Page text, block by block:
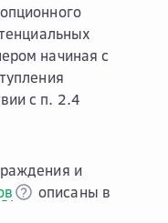
начиная с
с п. 2.4
и
описаны в